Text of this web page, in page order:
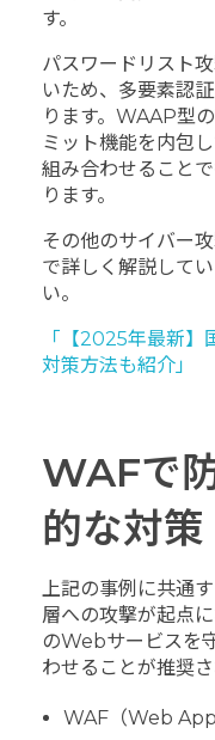
す。
パスワードリスト
いため、多要素認
ります。WAAP型
ミット機能を内包
組み合わせること
ります。
その他のサイバー
で詳しく解説して
い。
「【2025年最新】
対策方法も紹介」
WAFで
的な対策
上記の事例に共通
層への攻撃が起点
のWebサービスを
わせることが推奨さ
WAF（Web